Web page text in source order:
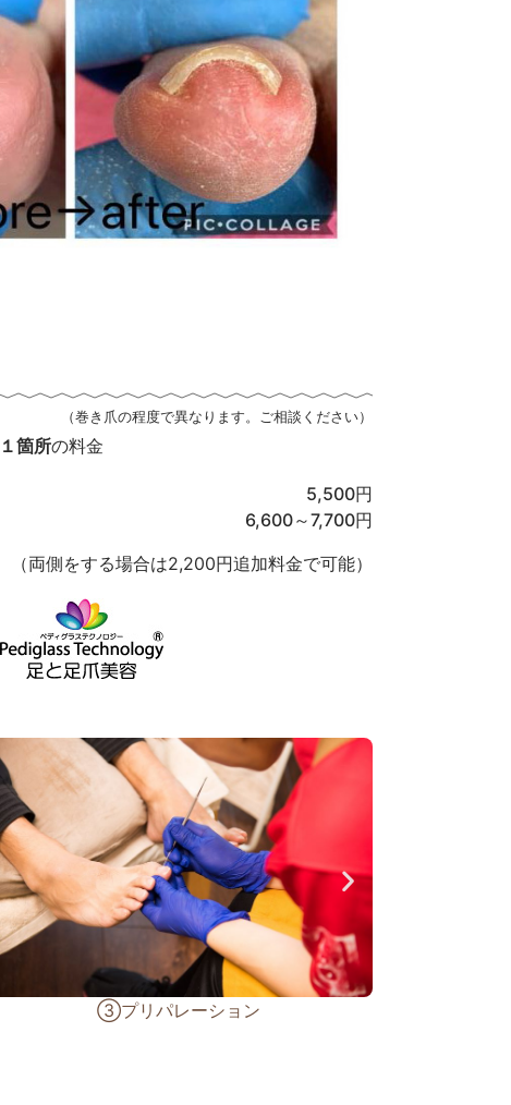
（巻き爪の程度で異なります。ご相談ください）
１箇所の料金
5,500円
6,600～7,700円
（両側をする場合は2,200円追加料金で可能）
④補正器具の取り付け～補正